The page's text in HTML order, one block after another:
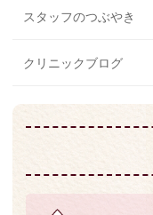
スタッフのつぶやき
クリニックブログ